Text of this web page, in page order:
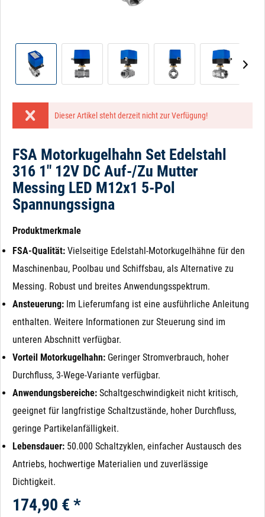
Dieser Artikel steht derzeit nicht zur Verfügung!
FSA Motorkugelhahn Set Edelstahl
316 1" 12V DC Auf-/Zu Mutter
Messing LED M12x1 5-Pol
Spannungssigna
Produktmerkmale
FSA-Qualität: Vielseitige Edelstahl-Motorkugelhähne für den
Maschinenbau, Poolbau und Schiffsbau, als Alternative zu
Messing. Robust und breites Anwendungsspektrum.
Ansteuerung: Im Lieferumfang ist eine ausführliche Anleitung
enthalten. Weitere Informationen zur Steuerung sind im
unteren Abschnitt verfügbar.
Vorteil Motorkugelhahn: Geringer Stromverbrauch, hoher
Durchfluss, 3-Wege-Variante verfügbar.
Anwendungsbereiche: Schaltgeschwindigkeit nicht kritisch,
geeignet für langfristige Schaltzustände, hoher Durchfluss,
geringe Partikelanfälligkeit.
Lebensdauer: 50.000 Schaltzyklen, einfacher Austausch des
Antriebs, hochwertige Materialien und zuverlässige
Dichtigkeit.
174,90 € *